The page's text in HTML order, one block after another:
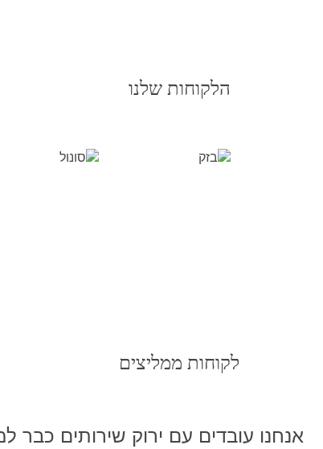
הלקוחות שלנו
לקוחות ממליצים
חיפשנו מייבש ידים יעיל נגיש